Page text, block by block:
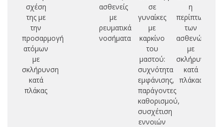
σχέση
της με
την
προσαρμογή
ατόμων
με
σκλήρυνση
κατά
πλάκας
ασθενείς
με
ρευματικά
νοσήματα
σε
γυναίκες
με
καρκίνο
του
μαστού:
συχνότητα
εμφάνισης,
παράγοντες
καθορισμού,
συσχέτιση
εννοιών
η
περίπτωση
των
ασθενών
με
σκλήρυνση
κατά
πλάκας